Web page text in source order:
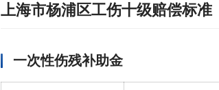
上海市杨浦区工伤十级赔偿标准
一次性伤残补助金